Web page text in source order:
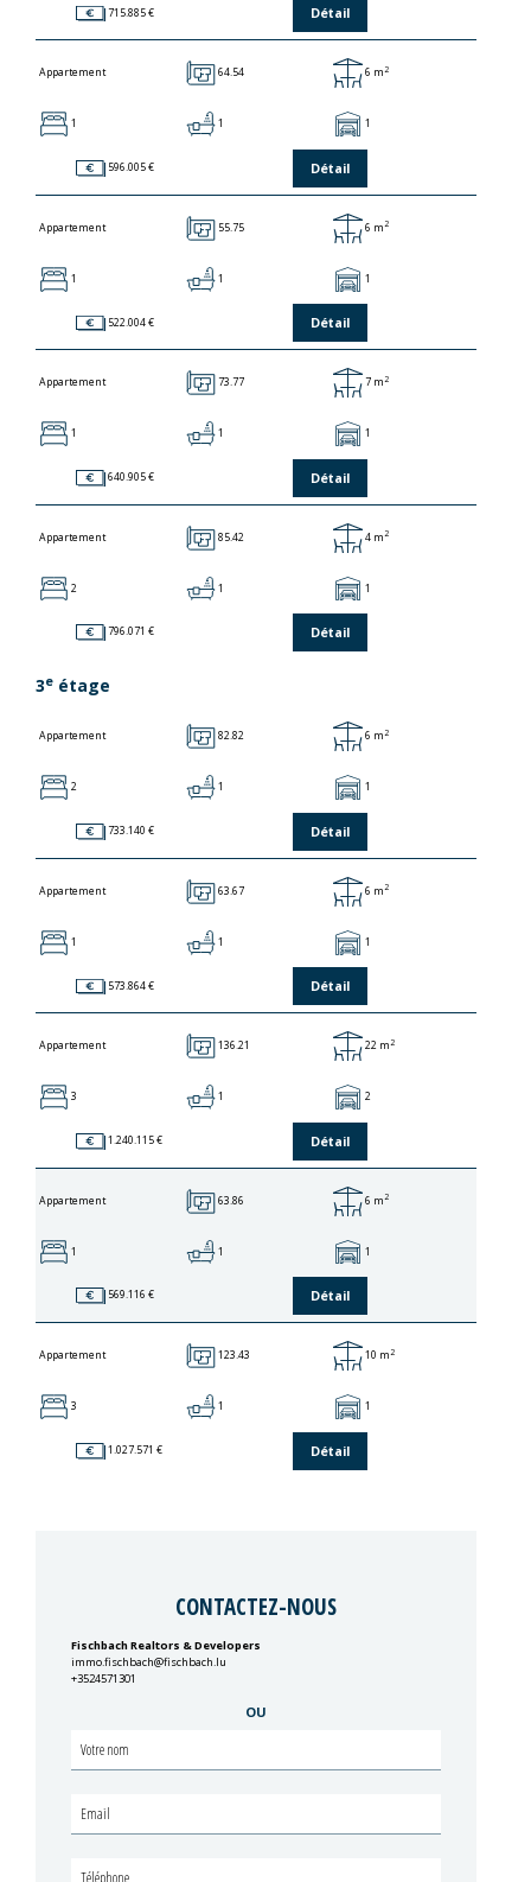
715.885 € Détail
Appartement 64.54 6 m 2
1 1 1
596.005 € Détail
Appartement 55.75 6 m2
1 1 1
522.004 € Détail
Appartement 73.77 7 m 2
1 1 1
640.905 € Détail
Appartement 85.42 4 m2
2 1 1
796.071 € Détail
3e étage
Appartement 82.82 6 m 2
2 1 1
733.140 € Détail
Appartement 63.67 6 m2
1 1 1
573.864 € Détail
Appartement 136.21 22 m 2
3 1 2
1.240.115 € Détail
Appartement 63.86 6 m2
1 1 1
569.116 € Détail
Appartement 123.43 10 m 2
3 1 1
1.027.571 € Détail
CONTACTEZ-NOUS
Fischbach Realtors & Developers
immo.fischbach@fischbach.lu
+3524571301
OU